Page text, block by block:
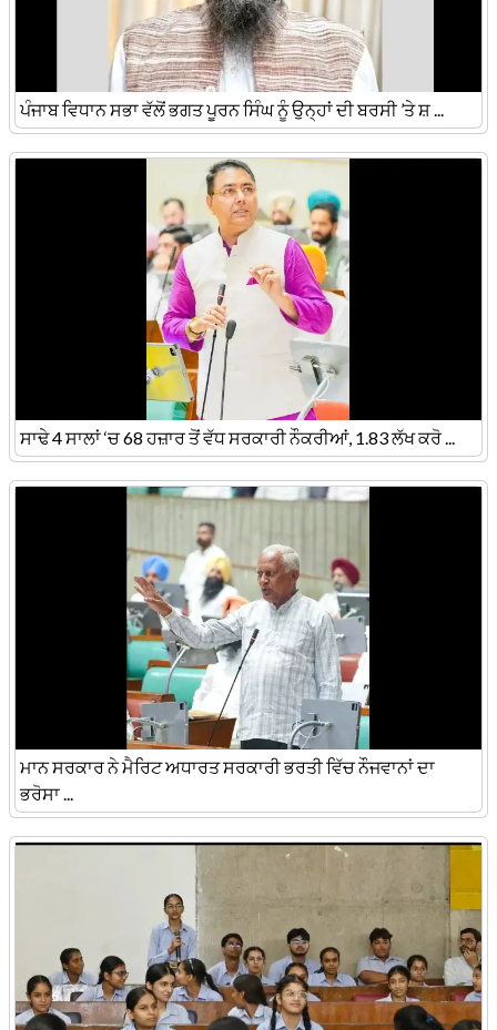
ਪੰਜਾਬ ਵਿਧਾਨ ਸਭਾ ਵੱਲੋਂ ਭਗਤ ਪੂਰਨ ਸਿੰਘ ਨੂੰ ਉਨ੍ਹਾਂ ਦੀ ਬਰਸੀ ’ਤੇ ਸ਼ ...
ਸਾਢੇ 4 ਸਾਲਾਂ ‘ਚ 68 ਹਜ਼ਾਰ ਤੋਂ ਵੱਧ ਸਰਕਾਰੀ ਨੌਕਰੀਆਂ, 1.83 ਲੱਖ ਕਰੋ ...
ਮਾਨ ਸਰਕਾਰ ਨੇ ਮੈਰਿਟ ਅਧਾਰਤ ਸਰਕਾਰੀ ਭਰਤੀ ਵਿੱਚ ਨੌਜਵਾਨਾਂ ਦਾ
ਭਰੋਸਾ ...